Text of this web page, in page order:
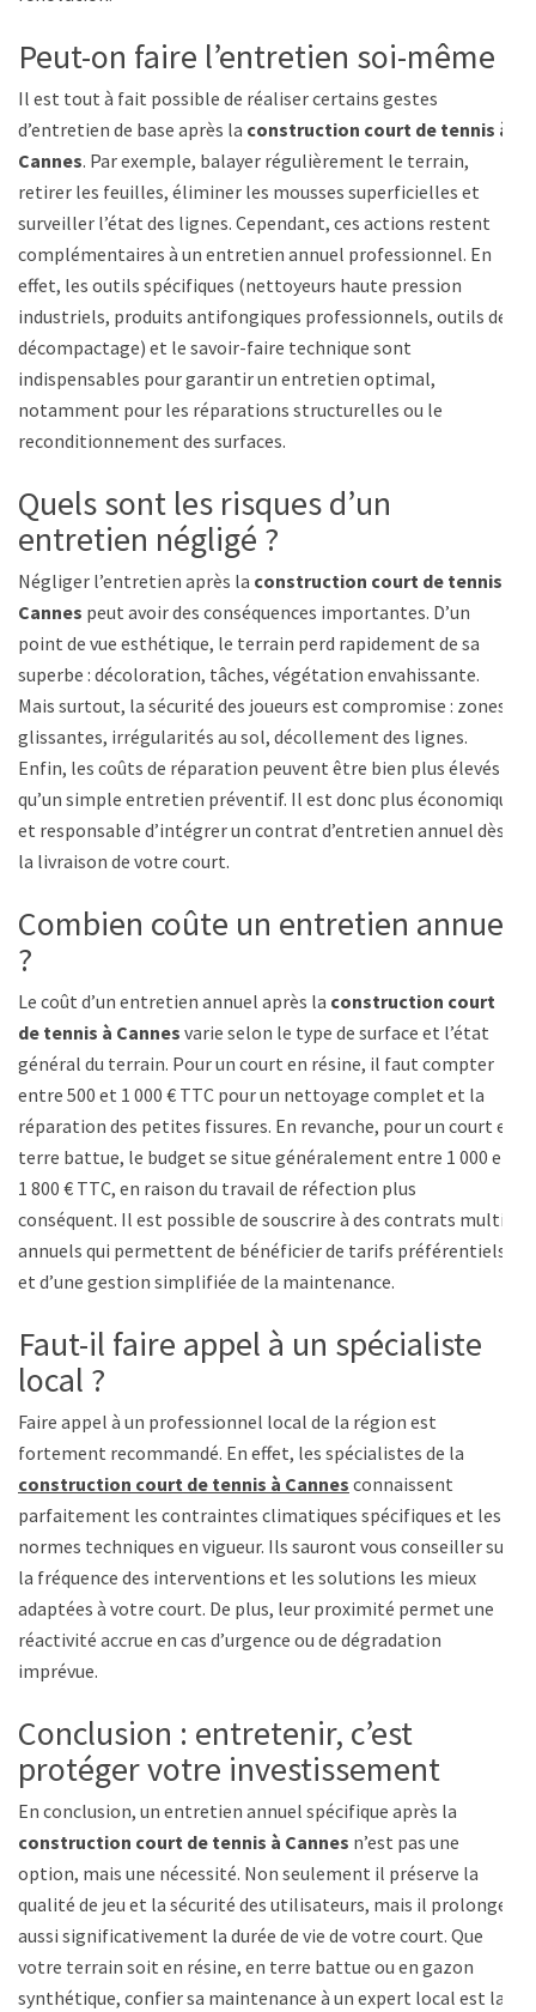
Peut-on faire l’entretien soi-même ?
Il est tout à fait possible de réaliser certains gestes
d’entretien de base après la construction court de tennis à
Cannes. Par exemple, balayer régulièrement le terrain,
retirer les feuilles, éliminer les mousses superficielles et
surveiller l’état des lignes. Cependant, ces actions restent
complémentaires à un entretien annuel professionnel. En
effet, les outils spécifiques (nettoyeurs haute pression
industriels, produits antifongiques professionnels, outils de
décompactage) et le savoir-faire technique sont
indispensables pour garantir un entretien optimal,
notamment pour les réparations structurelles ou le
reconditionnement des surfaces.
Quels sont les risques d’un
entretien négligé ?
Négliger l’entretien après la construction court de tennis à
Cannes peut avoir des conséquences importantes. D’un
point de vue esthétique, le terrain perd rapidement de sa
superbe : décoloration, tâches, végétation envahissante.
Mais surtout, la sécurité des joueurs est compromise : zones
glissantes, irrégularités au sol, décollement des lignes.
Enfin, les coûts de réparation peuvent être bien plus élevés
qu’un simple entretien préventif. Il est donc plus économique
et responsable d’intégrer un contrat d’entretien annuel dès
la livraison de votre court.
Combien coûte un entretien annuel
?
Le coût d’un entretien annuel après la construction court
de tennis à Cannes varie selon le type de surface et l’état
général du terrain. Pour un court en résine, il faut compter
entre 500 et 1 000 € TTC pour un nettoyage complet et la
réparation des petites fissures. En revanche, pour un court en
terre battue, le budget se situe généralement entre 1 000 et
1 800 € TTC, en raison du travail de réfection plus
conséquent. Il est possible de souscrire à des contrats multi-
annuels qui permettent de bénéficier de tarifs préférentiels
et d’une gestion simplifiée de la maintenance.
Faut-il faire appel à un spécialiste
local ?
Faire appel à un professionnel local de la région est
fortement recommandé. En effet, les spécialistes de la
construction court de tennis à Cannes connaissent
parfaitement les contraintes climatiques spécifiques et les
normes techniques en vigueur. Ils sauront vous conseiller sur
la fréquence des interventions et les solutions les mieux
adaptées à votre court. De plus, leur proximité permet une
réactivité accrue en cas d’urgence ou de dégradation
imprévue.
Conclusion : entretenir, c’est
protéger votre investissement
En conclusion, un entretien annuel spécifique après la
construction court de tennis à Cannes n’est pas une
option, mais une nécessité. Non seulement il préserve la
qualité de jeu et la sécurité des utilisateurs, mais il prolonge
aussi significativement la durée de vie de votre court. Que
votre terrain soit en résine, en terre battue ou en gazon
synthétique, confier sa maintenance à un expert local est la